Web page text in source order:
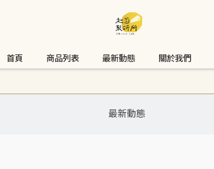
首頁 商品列表 最新動態 關於我們
最新動態